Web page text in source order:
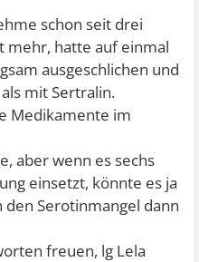
schon seit drei
mehr, hatte auf einmal
ausgeschlichen und
mit Sertralin.
Medikamente im
aber wenn es sechs
einsetzt, könnte es ja
den Serotinmangel dann
freuen, lg Lela